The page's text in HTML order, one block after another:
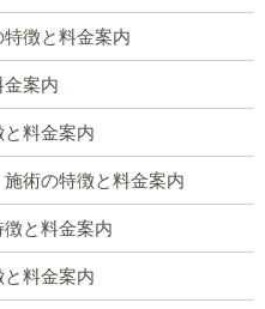
徴と料金案内
金案内
料金案内
術の特徴と料金案内
と料金案内
料金案内